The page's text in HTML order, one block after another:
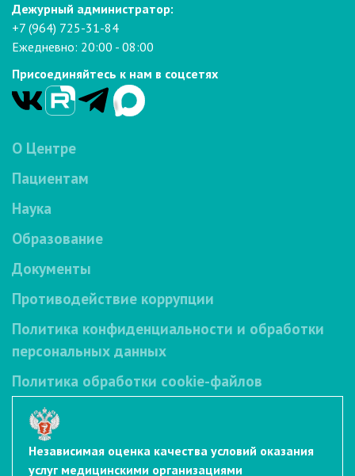
Дежурный администратор:
+7 (964) 725-31-84
Ежедневно: 20:00 - 08:00
Присоединяйтесь к нам в соцсетях
О Центре
Пациентам
Наука
Образование
Документы
Противодействие коррупции
Политика конфиденциальности и обработки
персональных данных
Политика обработки cookie-файлов
Независимая оценка качества условий оказания
услуг медицинскими организациями